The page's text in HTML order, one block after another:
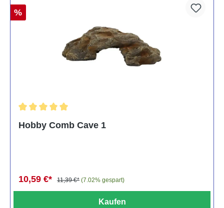
%
Hobby Comb Cave 1
10,59 €* 11,39 €* (7.02% gespart)
Kaufen